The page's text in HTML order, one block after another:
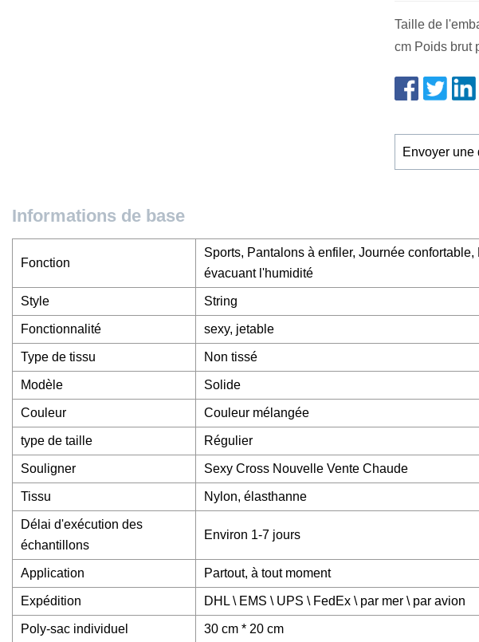
Taille de
cm Poids brut
Envoyer une
Informations de base
Fonction
Sports, Pantalons à enfiler, Journée
évacuant l'humidité
Style String
Fonctionnalité sexy, jetable
Type de tissu Non tissé
Modèle Solide
Couleur Couleur mélangée
type de taille Régulier
Souligner Sexy Cross Nouvelle Vente Chaude
Tissu Nylon, élasthanne
Délai d'exécution des
échantillons
Environ 1-7 jours
Application Partout, à tout moment
Expédition DHL \ EMS \ UPS \ FedEx \ par mer \ par avion
Poly-sac individuel 30 cm * 20 cm